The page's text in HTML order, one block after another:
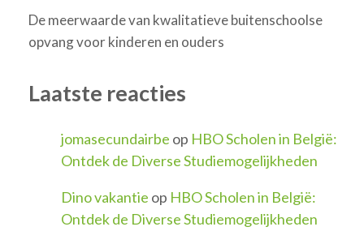
De meerwaarde van kwalitatieve buitenschoolse
opvang voor kinderen en ouders
Laatste reacties
jomasecundairbe op HBO Scholen in België:
Ontdek de Diverse Studiemogelijkheden
Dino vakantie op HBO Scholen in België:
Ontdek de Diverse Studiemogelijkheden